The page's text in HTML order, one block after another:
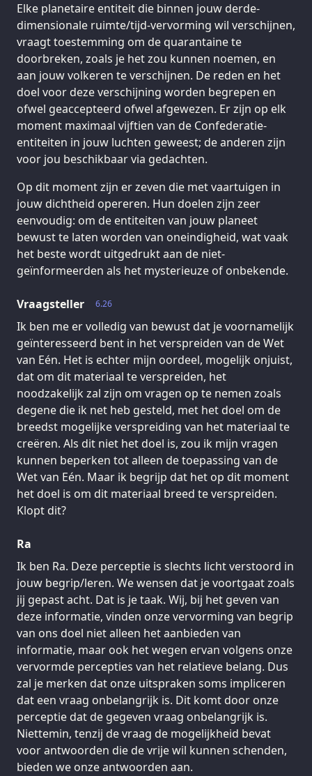
Elke planetaire entiteit die binnen jouw derde-
dimensionale ruimte/tijd-vervorming wil verschijnen,
vraagt toestemming om de quarantaine te
doorbreken, zoals je het zou kunnen noemen, en
aan jouw volkeren te verschijnen. De reden en het
doel voor deze verschijning worden begrepen en
ofwel geaccepteerd ofwel afgewezen. Er zijn op elk
moment maximaal vijftien van de Confederatie-
entiteiten in jouw luchten geweest; de anderen zijn
voor jou beschikbaar via gedachten.
Op dit moment zijn er zeven die met vaartuigen in
jouw dichtheid opereren. Hun doelen zijn zeer
eenvoudig: om de entiteiten van jouw planeet
bewust te laten worden van oneindigheid, wat vaak
het beste wordt uitgedrukt aan de niet-
geïnformeerden als het mysterieuze of onbekende.
6.26
Vraagsteller
Ik ben me er volledig van bewust dat je voornamelijk
geïnteresseerd bent in het verspreiden van de Wet
van Eén. Het is echter mijn oordeel, mogelijk onjuist,
dat om dit materiaal te verspreiden, het
noodzakelijk zal zijn om vragen op te nemen zoals
degene die ik net heb gesteld, met het doel om de
breedst mogelijke verspreiding van het materiaal te
creëren. Als dit niet het doel is, zou ik mijn vragen
kunnen beperken tot alleen de toepassing van de
Wet van Eén. Maar ik begrijp dat het op dit moment
het doel is om dit materiaal breed te verspreiden.
Klopt dit?
Ra
Ik ben Ra. Deze perceptie is slechts licht verstoord in
jouw begrip/leren. We wensen dat je voortgaat zoals
jij gepast acht. Dat is je taak. Wij, bij het geven van
deze informatie, vinden onze vervorming van begrip
van ons doel niet alleen het aanbieden van
informatie, maar ook het wegen ervan volgens onze
vervormde percepties van het relatieve belang. Dus
zal je merken dat onze uitspraken soms impliceren
dat een vraag onbelangrijk is. Dit komt door onze
perceptie dat de gegeven vraag onbelangrijk is.
Niettemin, tenzij de vraag de mogelijkheid bevat
voor antwoorden die de vrije wil kunnen schenden,
bieden we onze antwoorden aan.